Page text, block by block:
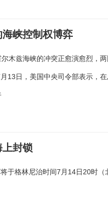
峡控制权博弈
木兹海峡的冲突正愈演愈烈，
13日，美国中央司令部表示，
上封锁
于格林尼治时间7月14日20时（